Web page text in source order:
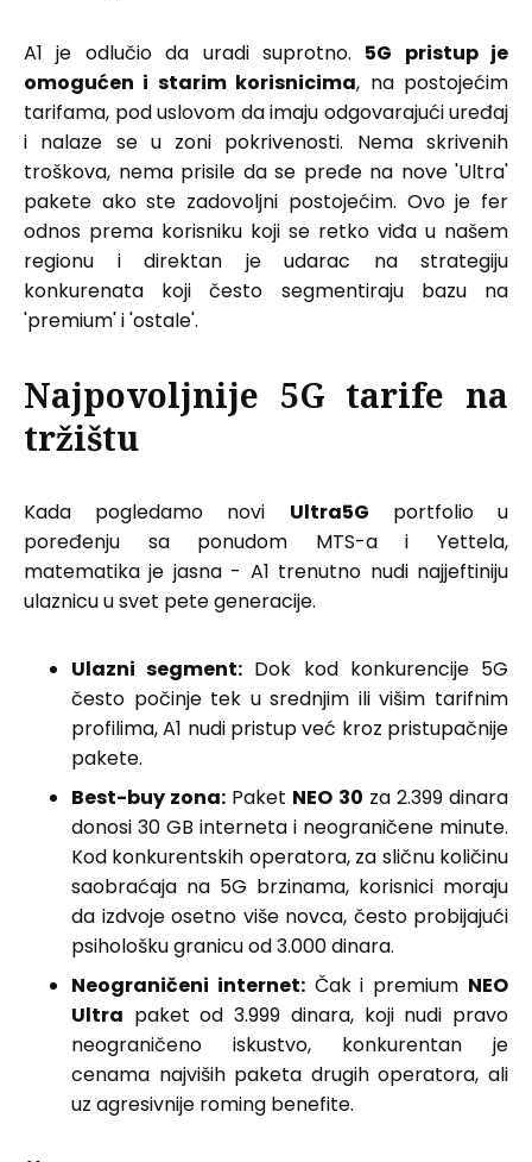
A1 je odlučio da uradi suprotno. 5G pristup je
omogućen i starim korisnicima, na postojećim
tarifama, pod uslovom da imaju odgovarajući uređaj
i nalaze se u zoni pokrivenosti. Nema skrivenih
troškova, nema prisile da se pređe na nove 'Ultra'
pakete ako ste zadovoljni postojećim. Ovo je fer
odnos prema korisniku koji se retko viđa u našem
regionu i direktan je udarac na strategiju
konkurenata koji često segmentiraju bazu na
'premium' i 'ostale'.
Najpovoljnije 5G tarife na
tržištu
Kada pogledamo novi Ultra5G portfolio u
poređenju sa ponudom MTS-a i Yettela,
matematika je jasna - A1 trenutno nudi najjeftiniju
ulaznicu u svet pete generacije.
Ulazni segment: Dok kod konkurencije 5G
često počinje tek u srednjim ili višim tarifnim
profilima, A1 nudi pristup već kroz pristupačnije
pakete.
Best-buy zona: Paket NEO 30 za 2.399 dinara
donosi 30 GB interneta i neograničene minute.
Kod konkurentskih operatora, za sličnu količinu
saobraćaja na 5G brzinama, korisnici moraju
da izdvoje osetno više novca, često probijajući
psihološku granicu od 3.000 dinara.
Neograničeni internet:Čak i premium NEO
Ultra paket od 3.999 dinara, koji nudi pravo
neograničeno iskustvo, konkurentan je
cenama najviših paketa drugih operatora, ali
uz agresivnije roming benefite.